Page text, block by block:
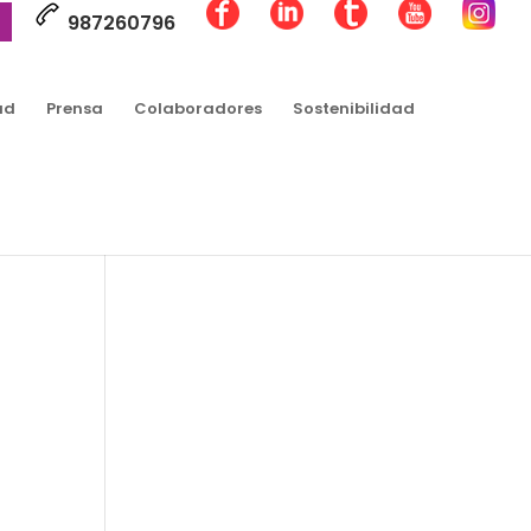
987260796
Prensa Colaboradores Sostenibilidad